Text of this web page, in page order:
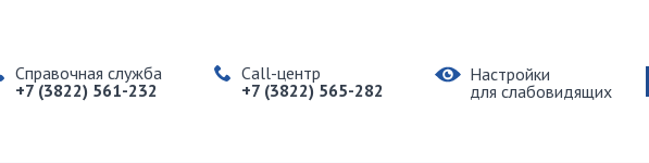
Справочная служба
+7 (3822) 561-232
Call-центр
+7 (3822) 565-282
Настройки
для слабовидящих